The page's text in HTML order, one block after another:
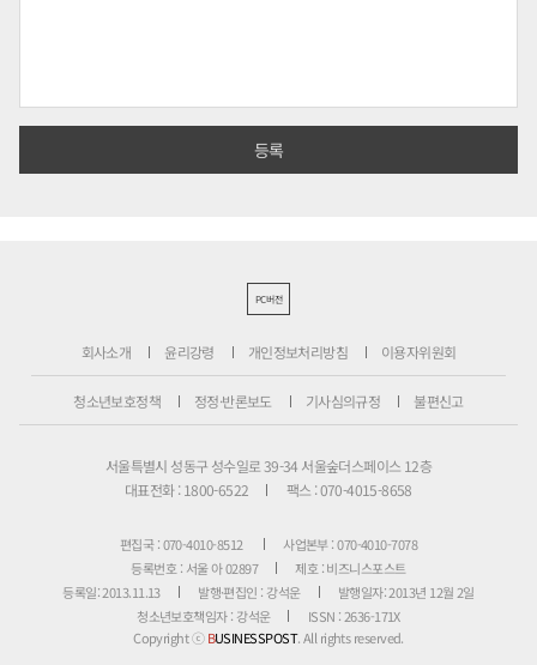
PC버전
회사소개 윤리강령 개인정보처리방침 이용자위원회
청소년보호정책 정정·반론보도 기사심의규정 불편신고
서울특별시 성동구 성수일로 39-34 서울숲더스페이스 12층
대표전화 : 1800-6522
팩스 : 070-4015-8658
편집국 : 070-4010-8512
사업본부 : 070-4010-7078
등록번호 : 서울 아 02897
제호 : 비즈니스포스트
등록일: 2013.11.13
발행·편집인 : 강석운
발행일자: 2013년 12월 2일
청소년보호책임자 : 강석운
ISSN : 2636-171X
Copyright ⓒBUSINESSPOST. All rights reserved.